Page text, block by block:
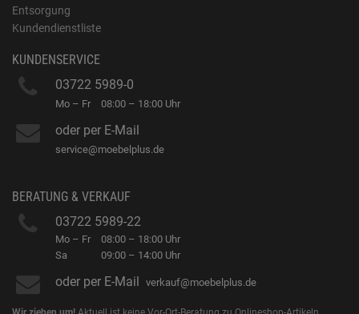
Entsorgung
Kundendienstliste
KUNDENSERVICE
03722 5989-0
Mo – Fr 08:00 – 18:00 Uhr
oder per E-Mail
service@moebelplus.de
BERATUNG & VERKAUF
03722 5989-22
Mo – Fr
Sa
08:00 – 18:00 Uhr
09:00 – 14:00 Uhr
oder per E-Mail verkauf@moebelplus.de